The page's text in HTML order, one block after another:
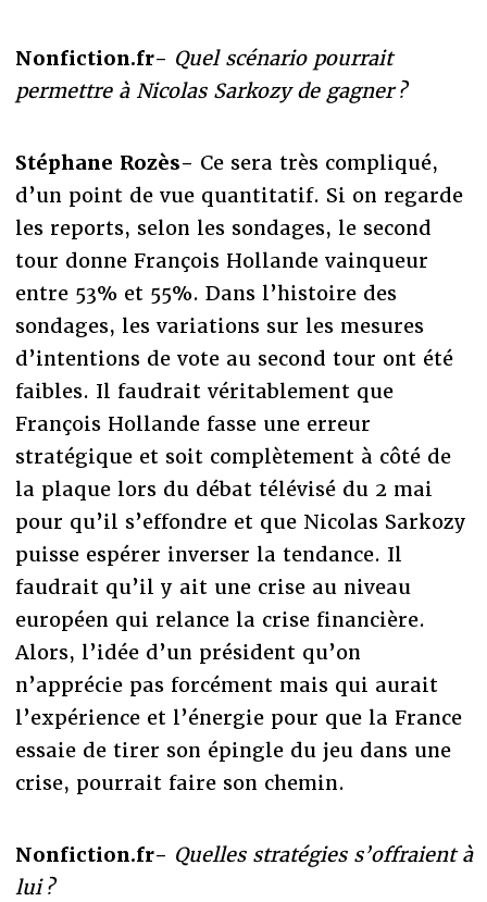
Nonfiction.fr- Quel scénario pourrait
permettre à Nicolas Sarkozy de gagner ?
Stéphane Rozès- Ce sera très compliqué,
d’un point de vue quantitatif. Si on regarde
les reports, selon les sondages, le second
tour donne François Hollande vainqueur
entre 53% et 55%. Dans l’histoire des
sondages, les variations sur les mesures
d’intentions de vote au second tour ont été
faibles. Il faudrait véritablement que
François Hollande fasse une erreur
stratégique et soit complètement à côté de
la plaque lors du débat télévisé du 2 mai
pour qu’il s’effondre et que Nicolas Sarkozy
puisse espérer inverser la tendance. Il
faudrait qu’il y ait une crise au niveau
européen qui relance la crise financière.
Alors, l’idée d’un président qu’on
n’apprécie pas forcément mais qui aurait
l’expérience et l’énergie pour que la France
essaie de tirer son épingle du jeu dans une
crise, pourrait faire son chemin.
Nonfiction.fr- Quelles stratégies s’offraient à
lui ?